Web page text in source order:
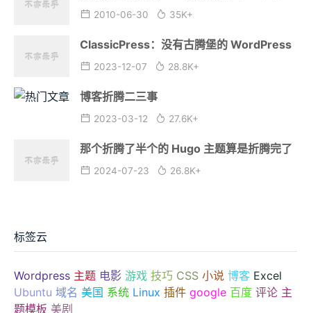
2010-06-30 35K+
ClassicPress：没有古腾堡的 WordPress
2023-12-07 28.8K+
博客折腾二三事
2023-03-12 27.6K+
那个折腾了半个的 Hugo 主题算是折腾完了
2024-07-23 26.8K+
标签云
Wordpress 主题 电影 游戏 技巧 CSS 小说 博客 Excel
Ubuntu 域名 美国 系统 Linux 插件 google 百度 评论 主
题模板 美剧